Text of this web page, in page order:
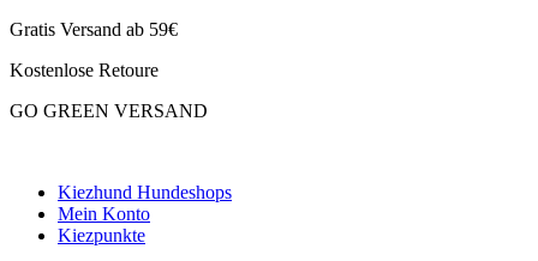
Zum
springen
Gratis Versand ab 59€
Kostenlose Retoure
GO GREEN VERSAND
Kiezhund Hundeshops
Mein Konto
Kiezpunkte